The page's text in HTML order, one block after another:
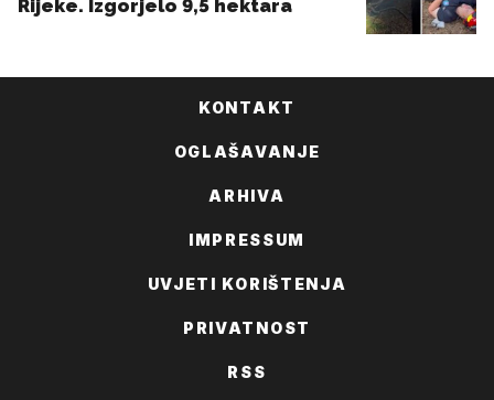
KONTAKT
OGLAŠAVANJE
ARHIVA
IMPRESSUM
UVJETI KORIŠTENJA
PRIVATNOST
RSS